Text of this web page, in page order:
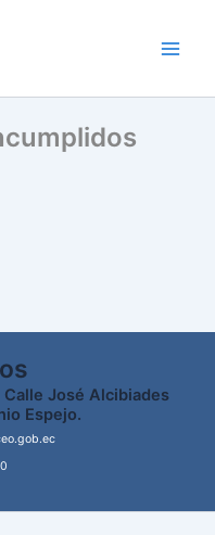
José Alcibiades
Espejo.